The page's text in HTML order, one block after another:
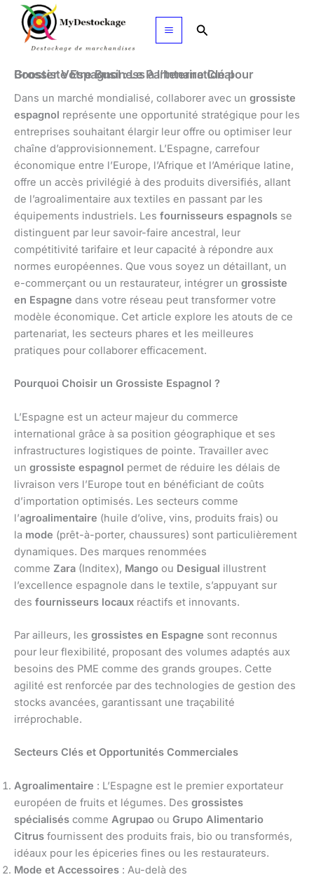
Aller
contenu
Rechercher
Grossiste Espagnol : Le Partenaire Clé pour Booster Votre Business à l’International
Dans un marché mondialisé, collaborer avec un grossiste
espagnol représente une opportunité stratégique pour les
entreprises souhaitant élargir leur offre ou optimiser leur
chaîne d’approvisionnement. L’Espagne, carrefour
économique entre l’Europe, l’Afrique et l’Amérique latine,
offre un accès privilégié à des produits diversifiés, allant
de l’agroalimentaire aux textiles en passant par les
équipements industriels. Les fournisseurs espagnols se
distinguent par leur savoir-faire ancestral, leur
compétitivité tarifaire et leur capacité à répondre aux
normes européennes. Que vous soyez un détaillant, un
e-commerçant ou un restaurateur, intégrer un grossiste
en Espagne dans votre réseau peut transformer votre
modèle économique. Cet article explore les atouts de ce
partenariat, les secteurs phares et les meilleures
pratiques pour collaborer efficacement.
Pourquoi Choisir un Grossiste Espagnol ?
L’Espagne est un acteur majeur du commerce
international grâce à sa position géographique et ses
infrastructures logistiques de pointe. Travailler avec
un grossiste espagnol permet de réduire les délais de
livraison vers l’Europe tout en bénéficiant de coûts
d’importation optimisés. Les secteurs comme
l’agroalimentaire (huile d’olive, vins, produits frais) ou
la mode (prêt-à-porter, chaussures) sont particulièrement
dynamiques. Des marques renommées
comme Zara (Inditex), Mango ou Desigual illustrent
l’excellence espagnole dans le textile, s’appuyant sur
des fournisseurs locaux réactifs et innovants.
Par ailleurs, les grossistes en Espagne sont reconnus
pour leur flexibilité, proposant des volumes adaptés aux
besoins des PME comme des grands groupes. Cette
agilité est renforcée par des technologies de gestion des
stocks avancées, garantissant une traçabilité
irréprochable.
Secteurs Clés et Opportunités Commerciales
Agroalimentaire : L’Espagne est le premier exportateur
européen de fruits et légumes. Des grossistes
spécialisés comme Agrupao ou Grupo Alimentario
Citrus fournissent des produits frais, bio ou transformés,
idéaux pour les épiceries fines ou les restaurateurs.
Mode et Accessoires : Au-delà des